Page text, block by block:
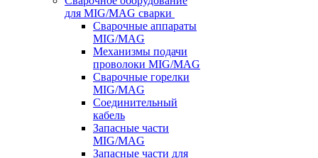
для MIG/MAG сварки
Сварочные аппараты
MIG/MAG
Механизмы подачи
проволоки MIG/MAG
Сварочные горелки
MIG/MAG
Соединительный
кабель
Запасные части
MIG/MAG
Запасные части для